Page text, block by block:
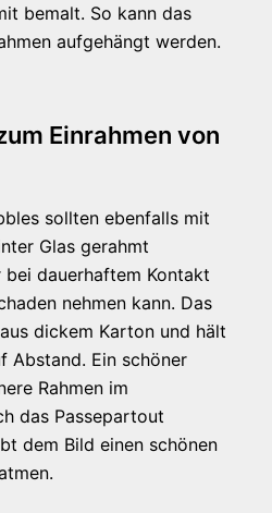
bemalt. So kann das
aufgehängt werden.
Einrahmen von
sollten ebenfalls mit
Glas gerahmt
dauerhaftem Kontakt
nehmen kann. Das
dickem Karton und hält
Abstand. Ein schöner
Rahmen im
das Passepartout
dem Bild einen schönen